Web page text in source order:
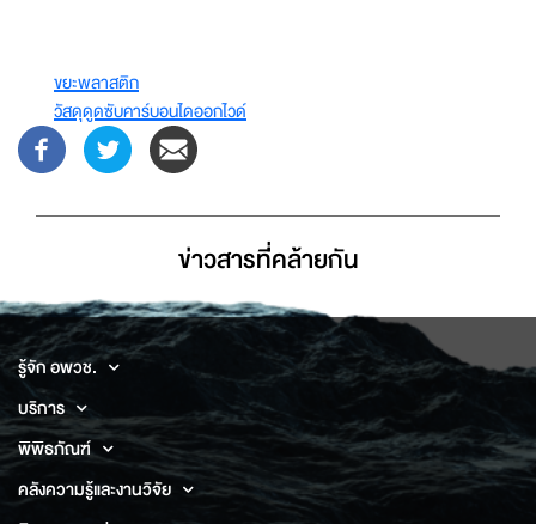
ขยะพลาสติก
วัสดุดูดซับคาร์บอนไดออกไวด์
ข่าวสารที่่คล้ายกัน
รู้จัก อพวช.
บริการ
พิพิธภัณฑ์
คลังความรู้และงานวิจัย